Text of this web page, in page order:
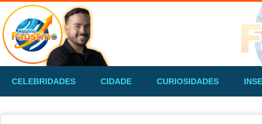
CELEBRIDADES CIDADE CURIOSIDADES